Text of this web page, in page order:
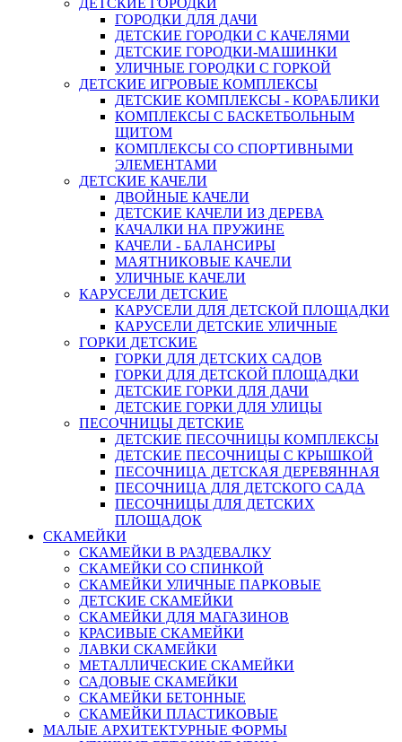
ГОРОДКИ ДЛЯ ДАЧИ
ДЕТСКИЕ ГОРОДКИ С КАЧЕЛЯМИ
ДЕТСКИЕ ГОРОДКИ-МАШИНКИ
УЛИЧНЫЕ ГОРОДКИ С ГОРКОЙ
ДЕТСКИЕ ИГРОВЫЕ КОМПЛЕКСЫ
ДЕТСКИЕ КОМПЛЕКСЫ - КОРАБЛИКИ
КОМПЛЕКСЫ С БАСКЕТБОЛЬНЫМ
ЩИТОМ
КОМПЛЕКСЫ СО СПОРТИВНЫМИ
ЭЛЕМЕНТАМИ
ДЕТСКИЕ КАЧЕЛИ
ДВОЙНЫЕ КАЧЕЛИ
ДЕТСКИЕ КАЧЕЛИ ИЗ ДЕРЕВА
КАЧАЛКИ НА ПРУЖИНЕ
КАЧЕЛИ - БАЛАНСИРЫ
МАЯТНИКОВЫЕ КАЧЕЛИ
УЛИЧНЫЕ КАЧЕЛИ
КАРУСЕЛИ ДЕТСКИЕ
КАРУСЕЛИ ДЛЯ ДЕТСКОЙ ПЛОЩАДКИ
КАРУСЕЛИ ДЕТСКИЕ УЛИЧНЫЕ
ГОРКИ ДЕТСКИЕ
ГОРКИ ДЛЯ ДЕТСКИХ САДОВ
ГОРКИ ДЛЯ ДЕТСКОЙ ПЛОЩАДКИ
ДЕТСКИЕ ГОРКИ ДЛЯ ДАЧИ
ДЕТСКИЕ ГОРКИ ДЛЯ УЛИЦЫ
ПЕСОЧНИЦЫ ДЕТСКИЕ
ДЕТСКИЕ ПЕСОЧНИЦЫ КОМПЛЕКСЫ
ДЕТСКИЕ ПЕСОЧНИЦЫ С КРЫШКОЙ
ПЕСОЧНИЦА ДЕТСКАЯ ДЕРЕВЯННАЯ
ПЕСОЧНИЦА ДЛЯ ДЕТСКОГО САДА
ПЕСОЧНИЦЫ ДЛЯ ДЕТСКИХ
ПЛОЩАДОК
СКАМЕЙКИ
СКАМЕЙКИ В РАЗДЕВАЛКУ
СКАМЕЙКИ СО СПИНКОЙ
СКАМЕЙКИ УЛИЧНЫЕ ПАРКОВЫЕ
ДЕТСКИЕ СКАМЕЙКИ
СКАМЕЙКИ ДЛЯ МАГАЗИНОВ
КРАСИВЫЕ СКАМЕЙКИ
ЛАВКИ СКАМЕЙКИ
МЕТАЛЛИЧЕСКИЕ СКАМЕЙКИ
САДОВЫЕ СКАМЕЙКИ
СКАМЕЙКИ БЕТОННЫЕ
СКАМЕЙКИ ПЛАСТИКОВЫЕ
МАЛЫЕ АРХИТЕКТУРНЫЕ ФОРМЫ